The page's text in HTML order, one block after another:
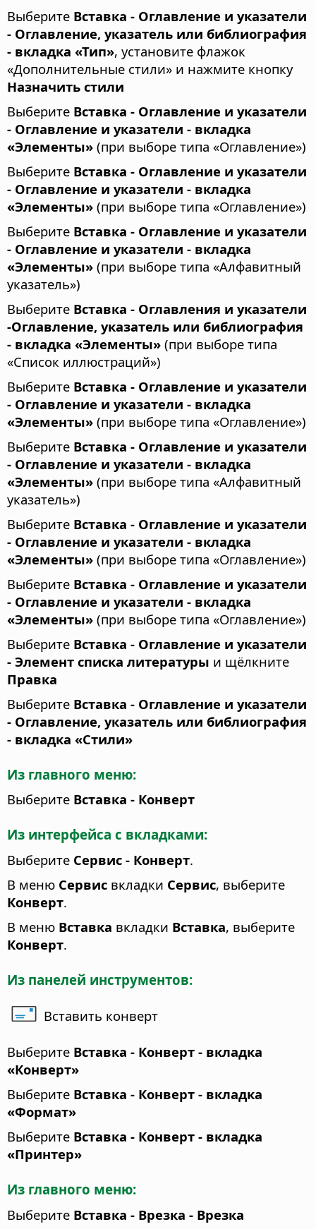
Выберите Вставка - Оглавление и указатели
- Оглавление, указатель или библиография
- вкладка «Тип», установите флажок
«Дополнительные стили» и нажмите кнопку
Назначить стили
Выберите Вставка - Оглавление и указатели
- Оглавление и указатели - вкладка
«Элементы» (при выборе типа «Оглавление»)
Выберите Вставка - Оглавление и указатели
- Оглавление и указатели - вкладка
«Элементы» (при выборе типа «Оглавление»)
Выберите Вставка - Оглавление и указатели
- Оглавление и указатели - вкладка
«Элементы» (при выборе типа «Алфавитный
указатель»)
Выберите Вставка - Оглавления и указатели
-Оглавление, указатель или библиография
- вкладка «Элементы» (при выборе типа
«Список иллюстраций»)
Выберите Вставка - Оглавление и указатели
- Оглавление и указатели - вкладка
«Элементы» (при выборе типа «Оглавление»)
Выберите Вставка - Оглавление и указатели
- Оглавление и указатели - вкладка
«Элементы» (при выборе типа «Алфавитный
указатель»)
Выберите Вставка - Оглавление и указатели
- Оглавление и указатели - вкладка
«Элементы» (при выборе типа «Оглавление»)
Выберите Вставка - Оглавление и указатели
- Оглавление и указатели - вкладка
«Элементы» (при выборе типа «Оглавление»)
Выберите Вставка - Оглавление и указатели
- Элемент списка литературы и щёлкните
Правка
Выберите Вставка - Оглавление и указатели
- Оглавление, указатель или библиография
- вкладка «Стили»
Из главного меню:
Выберите Вставка - Конверт
Из интерфейса с вкладками:
Выберите Сервис - Конверт.
В меню Сервис вкладки Сервис, выберите
Конверт.
В меню Вставка вкладки Вставка, выберите
Конверт.
Из панелей инструментов:
Вставить конверт
Выберите Вставка - Конверт - вкладка
«Конверт»
Выберите Вставка - Конверт - вкладка
«Формат»
Выберите Вставка - Конверт - вкладка
«Принтер»
Из главного меню:
Выберите Вставка - Врезка - Врезка